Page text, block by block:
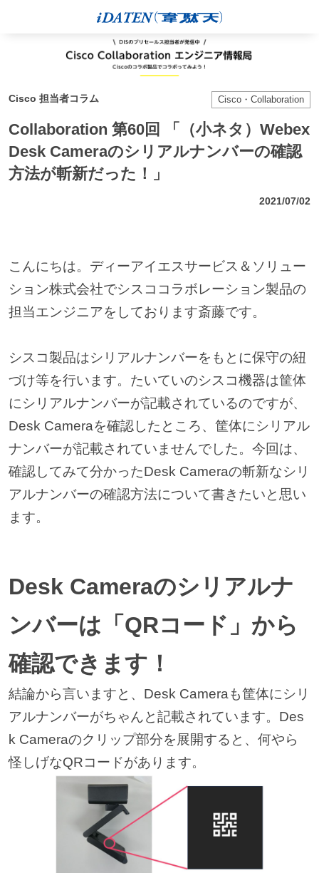
Cisco 担当者コラム Cisco・Collaboration
Collaboration 第60回 「（小ネタ）Webex
Desk Cameraのシリアルナンバーの確認
方法が斬新だった！」
2021/07/02
こんにちは。ディーアイエスサービス＆ソリュー
ション株式会社でシスココラボレーション製品の
担当エンジニアをしております斎藤です。
シスコ製品はシリアルナンバーをもとに保守の紐
づけ等を行います。たいていのシスコ機器は筐体
にシリアルナンバーが記載されているのですが、
Desk Cameraを確認したところ、筐体にシリアル
ナンバーが記載されていませんでした。今回は、
確認してみて分かったDesk Cameraの斬新なシリ
アルナンバーの確認方法について書きたいと思い
ます。
Desk Cameraのシリアルナ
ンバーは「QRコード」から
確認できます！
結論から言いますと、Desk Cameraも筐体にシリ
アルナンバーがちゃんと記載されています。Des
k Cameraのクリップ部分を展開すると、何やら
怪しげなQRコードがあります。